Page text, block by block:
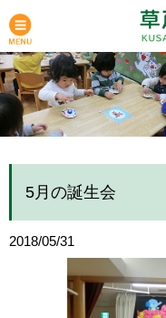
5月の誕生会
2018/05/31